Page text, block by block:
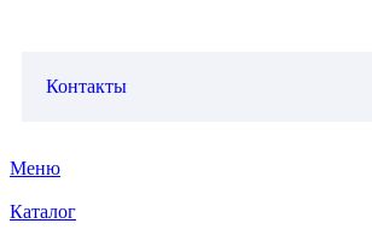
Контакты
Меню
Каталог